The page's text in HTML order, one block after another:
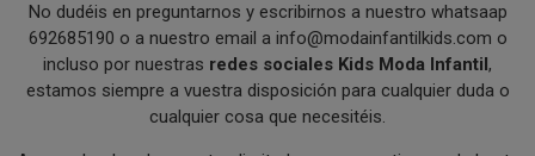
No dudéis en preguntarnos y escribirnos a nuestro whatsaap
692685190 o a nuestro email a info@modainfantilkids.com o
incluso por nuestras redes sociales Kids Moda Infantil,
estamos siempre a vuestra disposición para cualquier duda o
cualquier cosa que necesitéis.